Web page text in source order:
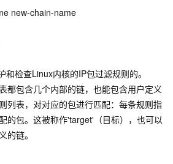
new-chain-name
和检查Linux内核的IP包过滤规则的。
都包含几个内部的链，也能包含用户定义
列表，对对应的包进行匹配：每条规则指
的包。这被称作'target'（目标），也可以
的链。